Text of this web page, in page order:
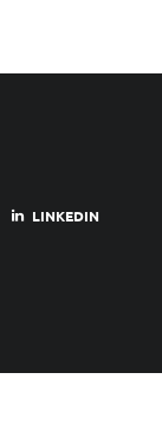
LINKEDIN